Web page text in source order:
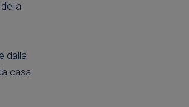
dalla
casa